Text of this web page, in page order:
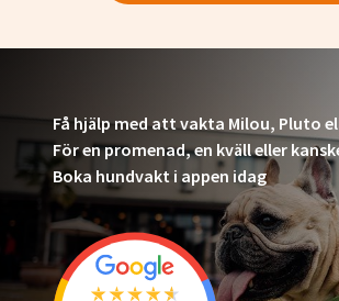
Få hjälp med att vakta Milou, Pluto
För en promenad, en kväll eller
Boka hundvakt i appen idag